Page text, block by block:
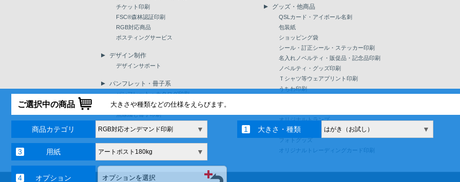
ご選択中の商品 大きさや種類などの仕様をえらびます。
商品カテゴリ RGB対応オンデマンド印刷 ▼ 大きさ・種類 はがき（お試し） ▼
用紙 アートポスト180kg ▼
オプション オプションを選択
チケット印刷
FSC®森林認証印刷
RGB対応商品
ポスティングサービス
デザイン制作
デザインサポート
パンフレット・冊子系
パンフレット・カタログ印刷
中綴じ小冊子印刷
無線綴じ冊子印刷
グッズ・他商品
QSLカード・アイボール名刺
包装紙
ショッピング袋
シール・訂正シール・ステッカー印刷
名入れノベルティ・販促品・記念品印刷
ノベルティ・グッズ印刷
Ｔシャツ等ウェアプリント印刷
うちわ印刷
オリジナルトランプ
間伐材ノベルティ
フォトグッズ
オリジナルトレーディングカード印刷